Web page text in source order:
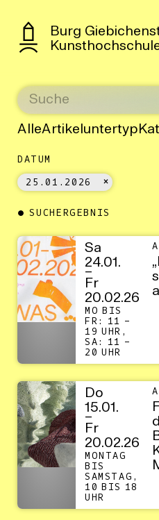
Burg
AlleArtikeluntertyp
DATUM
25.01.2026
SUCHERGEBNIS
Sa
24.01.
–
Fr
20.02.26
MO BIS
FR: 11 –
19 UHR,
SA: 11 –
20 UHR
Do
15.01.
–
Fr
20.02.26
MONTAG
BIS
SAMSTAG,
10 BIS 18
UHR